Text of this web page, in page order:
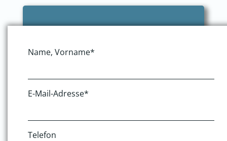
Name, Vorname*
E-Mail-Adresse*
Telefon